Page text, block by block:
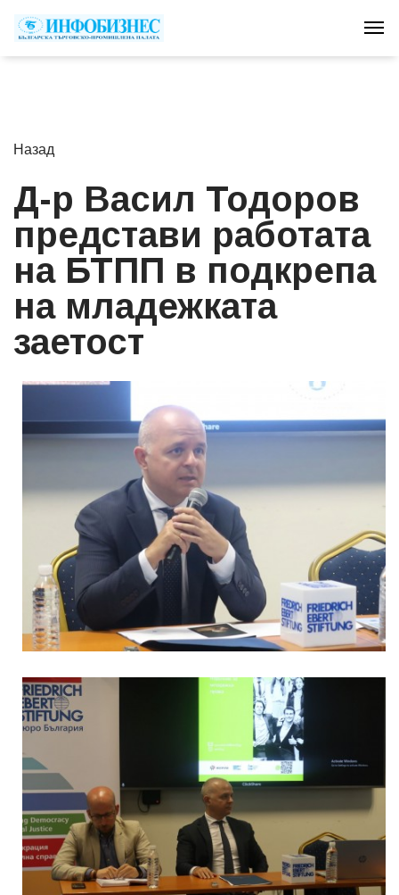
Назад
Д-р Васил Тодоров
представи работата
на БТПП в подкрепа
на младежката
заетост